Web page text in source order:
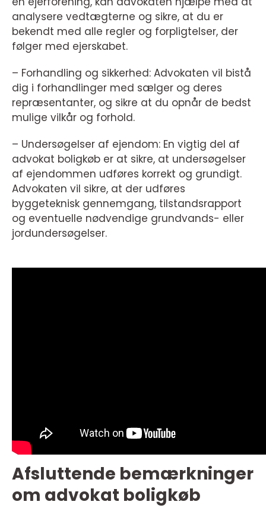
analysere vedtægterne og sikre, at du er
bekendt med alle regler og forpligtelser, der
følger med ejerskabet.
– Forhandling og sikkerhed: Advokaten vil bistå
dig i forhandlinger med sælger og deres
repræsentanter, og sikre at du opnår de bedst
mulige vilkår og forhold.
– Undersøgelser af ejendom: En vigtig del af
advokat boligkøb er at sikre, at undersøgelser
af ejendommen udføres korrekt og grundigt.
Advokaten vil sikre, at der udføres
byggeteknisk gennemgang, tilstandsrapport
og eventuelle nødvendige grundvands- eller
jordundersøgelser.
Afsluttende bemærkninger
om advokat boligkøb